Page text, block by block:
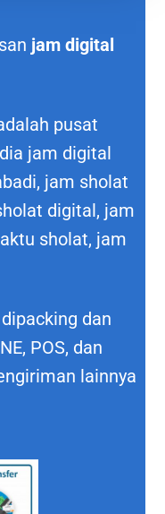
jam digital
pusat
jam digital
jam sholat
digital, jam
sholat, jam
dan
POS, dan
lainnya